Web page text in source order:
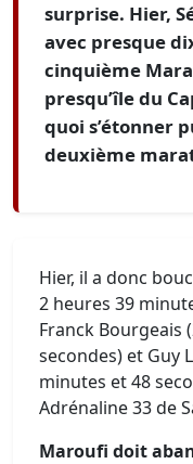
surprise. Hier,
avec presque
cinquième
presqu’île du
quoi s’étonner
deuxième
Hier, il a donc
2 heures 39
Franck Bourgeais
secondes) et Guy
minutes et 48
Adrénaline 33 de
Maroufi doit